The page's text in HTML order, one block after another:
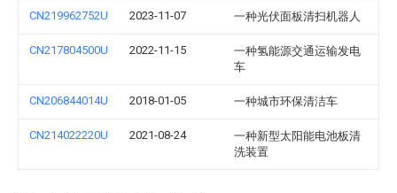
CN219962752U 2023-11-07 一种光伏面板清扫机器人
CN217804500U 2022-11-15
一种氢能源交通运输发电
车
CN206844014U 2018-01-05 一种城市环保清洁车
CN214022220U 2021-08-24
一种新型太阳能电池板清
洗装置